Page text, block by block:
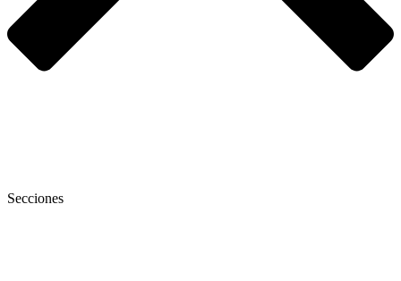
Secciones